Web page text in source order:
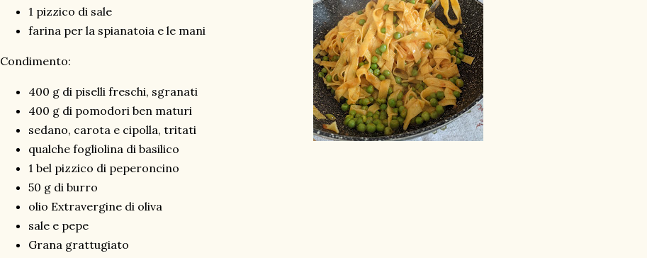
1 pizzico di sale
farina per la spianatoia e le mani
Condimento:
400 g di piselli freschi, sgranati
400 g di pomodori ben maturi
sedano, carota e cipolla, tritati
qualche fogliolina di basilico
1 bel pizzico di peperoncino
50 g di burro
olio Extravergine di oliva
sale e pepe
Grana grattugiato